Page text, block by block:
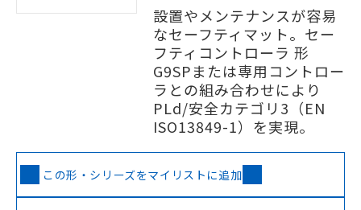
設置やメンテナンスが容易
なセーフティマット。セー
フティコントローラ 形
G9SPまたは専用コントロー
ラとの組み合わせにより
PLd/安全カテゴリ3（EN
ISO13849-1）を実現。
この形・シリーズをマイリストに追加